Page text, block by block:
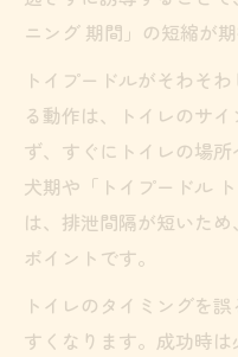
ニング 期間」の短縮が期
トイプードルがそわそ
る動作は、トイレのサ
ず、すぐにトイレの場
犬期や「トイプードル
は、排泄間隔が短いた
ポイントです。
トイレのタイミングを
すくなります。成功時